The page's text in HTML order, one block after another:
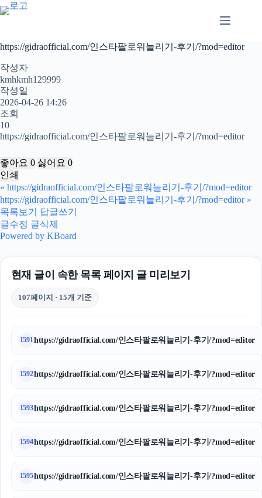
본
문
로
너
뛰
기
https://gidraofficial.com/인스타팔로워늘리기-후기/?mod=editor
작성자
kmhkmh129999
작성일
2026-04-26 14:26
조회
10
https://gidraofficial.com/인스타팔로워늘리기-후기/?mod=editor
좋아요 0 싫어요 0
인쇄
« https://gidraofficial.com/인스타팔로워늘리기-후기/?mod=editor
https://gidraofficial.com/인스타팔로워늘리기-후기/?mod=editor »
목록보기
답글쓰기
글수정 글삭제
Powered by KBoard
현재 글이 속한 목록 페이지 글 미리보기
107페이지 · 15개 기준
1591https://gidraofficial.com/인스타팔로워늘리기-후기/?mod=editor
1592https://gidraofficial.com/인스타팔로워늘리기-후기/?mod=editor
1593https://gidraofficial.com/인스타팔로워늘리기-후기/?mod=editor
1594https://gidraofficial.com/인스타팔로워늘리기-후기/?mod=editor
1595https://gidraofficial.com/인스타팔로워늘리기-후기/?mod=editor